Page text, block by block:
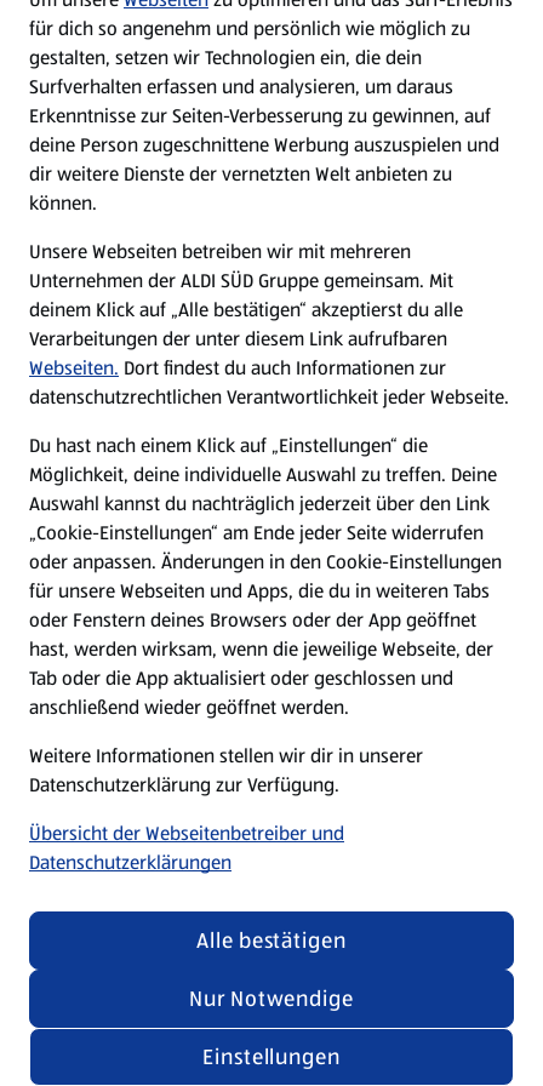
1,99 € Verfügbar seit 17.07.2026
WhatsApp
Über ALDI SÜD
Filialen
Nachhaltigkeit
Karriere
Presse
Hilfe & Kontakt
(öffnet in einem neuen Tab)
Unternehmen
Folge uns hier:
Datenschutz- und Richtlinienmenü
Cookie-Einstellungen
Impressum
Nutzungsbedingungen
Security Policy
Compliance | Hinweisstellen
für dich so angenehm und persönlich wie möglich zu
gestalten, setzen wir Technologien ein, die dein
Surfverhalten erfassen und analysieren, um daraus
Erkenntnisse zur Seiten-Verbesserung zu gewinnen, auf
deine Person zugeschnittene Werbung auszuspielen und
dir weitere Dienste der vernetzten Welt anbieten zu
können.
Unsere Webseiten betreiben wir mit mehreren
Unternehmen der ALDI SÜD Gruppe gemeinsam. Mit
deinem Klick auf „Alle bestätigen“ akzeptierst du alle
Verarbeitungen der unter diesem Link aufrufbaren
Webseiten. Dort findest du auch Informationen zur
datenschutzrechtlichen Verantwortlichkeit jeder Webseite.
Du hast nach einem Klick auf „Einstellungen“ die
Möglichkeit, deine individuelle Auswahl zu treffen. Deine
Auswahl kannst du nachträglich jederzeit über den Link
„Cookie-Einstellungen“ am Ende jeder Seite widerrufen
oder anpassen. Änderungen in den Cookie-Einstellungen
für unsere Webseiten und Apps, die du in weiteren Tabs
oder Fenstern deines Browsers oder der App geöffnet
hast, werden wirksam, wenn die jeweilige Webseite, der
Tab oder die App aktualisiert oder geschlossen und
anschließend wieder geöffnet werden.
Weitere Informationen stellen wir dir in unserer
Datenschutzerklärung zur Verfügung.
Übersicht der Webseitenbetreiber und
Datenschutzerklärungen
Einstellungen
Nur Notwendige
Alle bestätigen